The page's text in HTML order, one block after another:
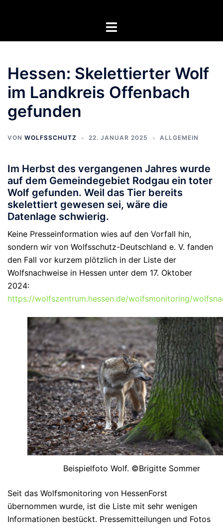
Menü
Hessen: Skelettierter Wolf
im Landkreis Offenbach
gefunden
VON WOLFSSCHUTZ 22. JANUAR 2025 ALLGEMEIN
Im Herbst des vergangenen Jahres wurde
auf dem Gemeindegebiet Rodgau ein toter
Wolf gefunden. Weil das Tier bereits
skelettiert gewesen sei, wäre die
Datenlage schwierig.
Keine Presseinformation wies auf den Vorfall hin,
sondern wir von Wolfsschutz-Deutschland e. V. fanden
den Fall vor kurzem plötzlich in der Liste der
Wolfsnachweise in Hessen unter dem 17. Oktober
2024:
https://wolfszentrum.hessen.de/wolfsmonitoring/
Beispielfoto Wolf. ©Brigitte Sommer
Seit das Wolfsmonitoring von HessenForst
übernommen wurde, ist die Liste mit sehr wenigen
Informationen bestückt. Pressemitteilungen und Fotos